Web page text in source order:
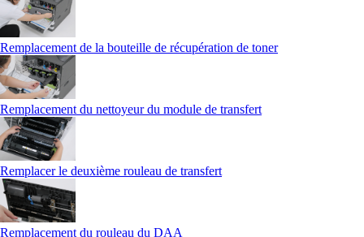
Remplacement de la bouteille de récupération de toner
Remplacement du nettoyeur du module de transfert
Remplacer le deuxième rouleau de transfert
Remplacement du rouleau du DAA